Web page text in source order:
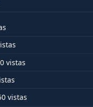
vistas
vistas